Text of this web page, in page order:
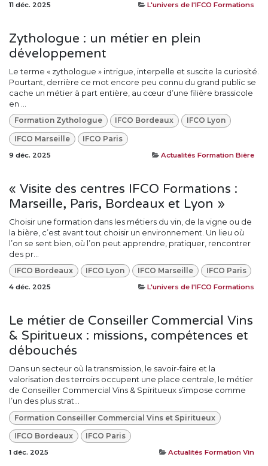
11 déc. 2025 L'univers de l'IFCO Formations
Zythologue : un métier en plein
développement
Le terme « zythologue » intrigue, interpelle et suscite la curiosité.
Pourtant, derrière ce mot encore peu connu du grand public se
cache un métier à part entière, au cœur d’une filière brassicole
en ...
Formation Zythologue IFCO Bordeaux IFCO Lyon
IFCO Marseille IFCO Paris
9 déc. 2025 Actualités Formation Bière
« Visite des centres IFCO Formations :
Marseille, Paris, Bordeaux et Lyon »
Choisir une formation dans les métiers du vin, de la vigne ou de
la bière, c’est avant tout choisir un environnement. Un lieu où
l’on se sent bien, où l’on peut apprendre, pratiquer, rencontrer
des pr...
IFCO Bordeaux IFCO Lyon IFCO Marseille IFCO Paris
4 déc. 2025 L'univers de l'IFCO Formations
Le métier de Conseiller Commercial Vins
& Spiritueux : missions, compétences et
débouchés
Dans un secteur où la transmission, le savoir-faire et la
valorisation des terroirs occupent une place centrale, le métier
de Conseiller Commercial Vins & Spiritueux s’impose comme
l’un des plus strat...
Formation Conseiller Commercial Vins et Spiritueux
IFCO Bordeaux IFCO Paris
1 déc. 2025 Actualités Formation Vin